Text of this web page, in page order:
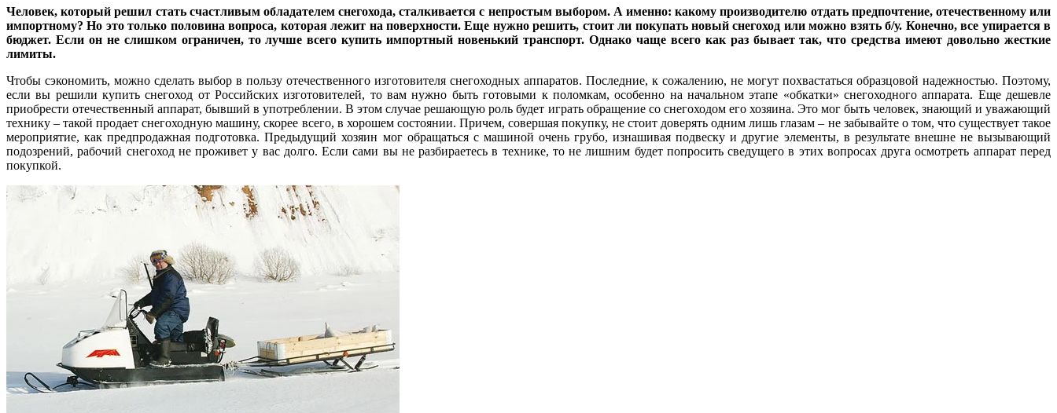
Человек, который решил стать счастливым обладателем снегохода, сталкивается с непростым выбором. А именно: какому производителю отдать предпочтение, отечественному или
импортному? Но это только половина вопроса, которая лежит на поверхности. Еще нужно решить, стоит ли покупать новый снегоход или можно взять б/у. Конечно, все упирается в
бюджет. Если он не слишком ограничен, то лучше всего купить импортный новенький транспорт. Однако чаще всего как раз бывает так, что средства имеют довольно жесткие
лимиты.
Чтобы сэкономить, можно сделать выбор в пользу отечественного изготовителя снегоходных аппаратов. Последние, к сожалению, не могут похвастаться образцовой надежностью. Поэтому,
если вы решили купить снегоход от Российских изготовителей, то вам нужно быть готовыми к поломкам, особенно на начальном этапе «обкатки» снегоходного аппарата. Еще дешевле
приобрести отечественный аппарат, бывший в употреблении. В этом случае решающую роль будет играть обращение со снегоходом его хозяина. Это мог быть человек, знающий и уважающий
технику – такой продает снегоходную машину, скорее всего, в хорошем состоянии. Причем, совершая покупку, не стоит доверять одним лишь глазам – не забывайте о том, что существует такое
мероприятие, как предпродажная подготовка. Предыдущий хозяин мог обращаться с машиной очень грубо, изнашивая подвеску и другие элементы, в результате внешне не вызывающий
подозрений, рабочий снегоход не проживет у вас долго. Если сами вы не разбираетесь в технике, то не лишним будет попросить сведущего в этих вопросах друга осмотреть аппарат перед
покупкой.